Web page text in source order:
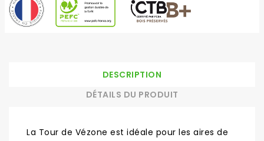
DESCRIPTION
DÉTAILS DU PRODUIT
La Tour de Vézone est idéale pour les aires de